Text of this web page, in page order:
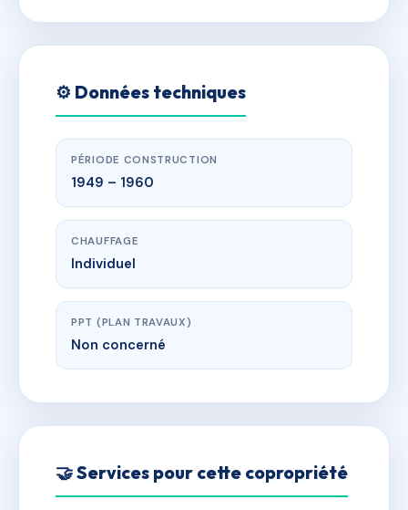
⚙️ Données techniques
PÉRIODE CONSTRUCTION
1949 – 1960
CHAUFFAGE
Individuel
PPT (PLAN TRAVAUX)
Non concerné
🤝 Services pour cette copropriété